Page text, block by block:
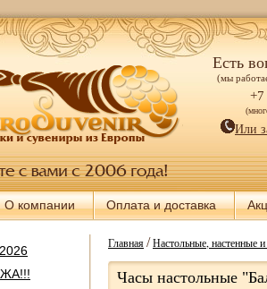
Есть
(мы
+7
Или
О компании Оплата и доставка
Главная/Настольные, настенные
Часы настольные